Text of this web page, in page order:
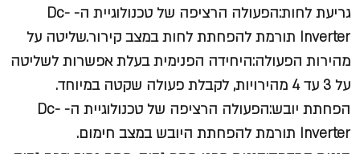
גריעת לחות:הפעולה הרציפה של טכנולוגיית ה- Dc-
Inverter תורמת להפחתת לחות במצב קירור.שליטה על
מהירות הפעולה:היחידה הפנימית בעלת אפשרות לשליטה
על 3 עד 4 מהירויות, לקבלת פעולה שקטה במיוחד.
הפחתת יובש:הפעולה הרציפה של טכנולוגיית ה- Dc-
Inverter תורמת להפחתת היובש במצב חימום.